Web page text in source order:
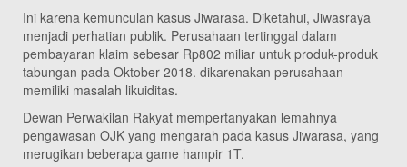
Ini karena kemunculan kasus Jiwarasa. Diketahui, Jiwasraya
menjadi perhatian publik. Perusahaan tertinggal dalam
pembayaran klaim sebesar Rp802 miliar untuk produk-produk
tabungan pada Oktober 2018. dikarenakan perusahaan
memiliki masalah likuiditas.
Dewan Perwakilan Rakyat mempertanyakan lemahnya
pengawasan OJK yang mengarah pada kasus Jiwarasa, yang
merugikan beberapa game hampir 1T.